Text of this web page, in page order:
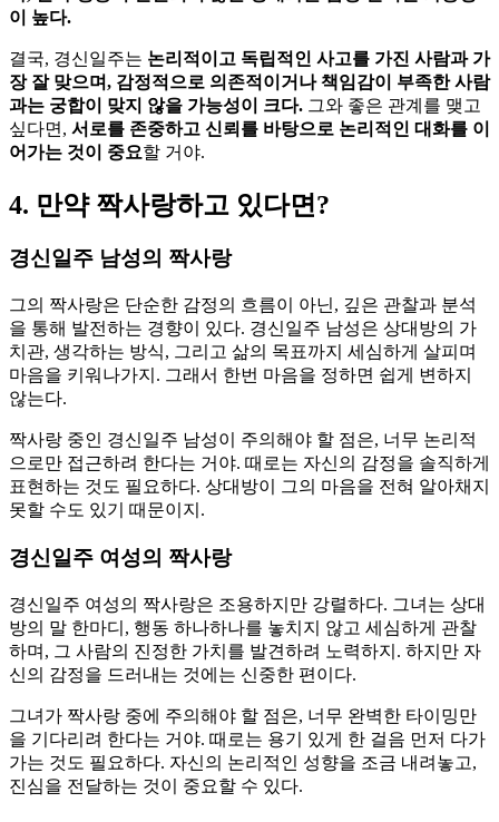
이 높다.
결국, 경신일주는 논리적이고 독립적인 사고를 가진 사람과 가
장 잘 맞으며, 감정적으로 의존적이거나 책임감이 부족한 사람
과는 궁합이 맞지 않을 가능성이 크다. 그와 좋은 관계를 맺고
싶다면, 서로를 존중하고 신뢰를 바탕으로 논리적인 대화를 이
어가는 것이 중요할 거야.
4. 만약 짝사랑하고 있다면?
경신일주 남성의 짝사랑
그의 짝사랑은 단순한 감정의 흐름이 아닌, 깊은 관찰과 분석
을 통해 발전하는 경향이 있다. 경신일주 남성은 상대방의 가
치관, 생각하는 방식, 그리고 삶의 목표까지 세심하게 살피며
마음을 키워나가지. 그래서 한번 마음을 정하면 쉽게 변하지
않는다.
짝사랑 중인 경신일주 남성이 주의해야 할 점은, 너무 논리적
으로만 접근하려 한다는 거야. 때로는 자신의 감정을 솔직하게
표현하는 것도 필요하다. 상대방이 그의 마음을 전혀 알아채지
못할 수도 있기 때문이지.
경신일주 여성의 짝사랑
경신일주 여성의 짝사랑은 조용하지만 강렬하다. 그녀는 상대
방의 말 한마디, 행동 하나하나를 놓치지 않고 세심하게 관찰
하며, 그 사람의 진정한 가치를 발견하려 노력하지. 하지만 자
신의 감정을 드러내는 것에는 신중한 편이다.
그녀가 짝사랑 중에 주의해야 할 점은, 너무 완벽한 타이밍만
을 기다리려 한다는 거야. 때로는 용기 있게 한 걸음 먼저 다가
가는 것도 필요하다. 자신의 논리적인 성향을 조금 내려놓고,
진심을 전달하는 것이 중요할 수 있다.